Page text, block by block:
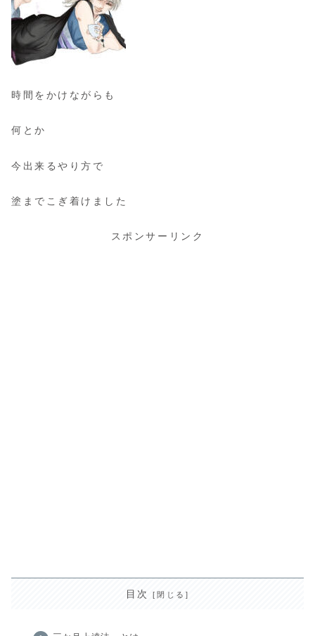
時間をかけながらも
何とか
今出来るやり方で
塗までこぎ着けました
スポンサーリンク
目次